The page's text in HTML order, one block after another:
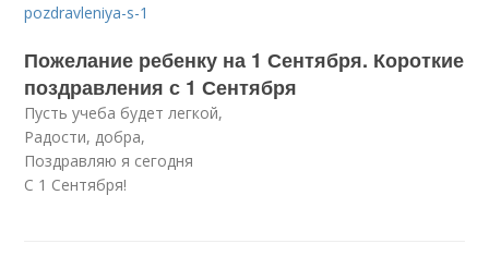
pozdravleniya-s-1
Пожелание ребенку на 1 Сентября. Короткие
поздравления с 1 Сентября
Пусть учеба будет легкой,
Радости, добра,
Поздравляю я сегодня
С 1 Сентября!